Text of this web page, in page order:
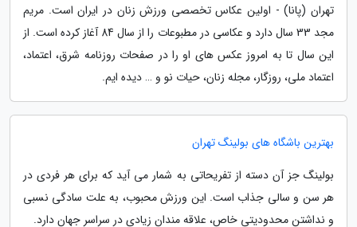
تهران (پانا) - اولین عکاس تخصصی ورزش زنان در ایران است. مریم
مجد 33 سال دارد و عکاسی در مطبوعات را از سال 84 آغاز کرده است. از
این سال تا به امروز عکس های او را در صفحات روزنامه شرق، اعتماد،
اعتماد ملی، روزگار، مجله زنان، حیات نو و … دیده ایم.
بهترین باشگاه های بولینگ تهران
بولینگ جز آن دسته از تفریحاتی به شمار می آید که برای هر فردی در
هر سن و سالی جذاب است. این ورزش محبوب، به علت سادگی نسبی
و نداشتن محدودیتی خاص، علاقه مندان زیادی در سراسر جهان دارد.